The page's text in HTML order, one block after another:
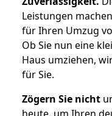
Leistungen
für Ihren Umzug
Ob Sie nun eine
Haus umziehen,
für Sie.
Zögern Sie nicht